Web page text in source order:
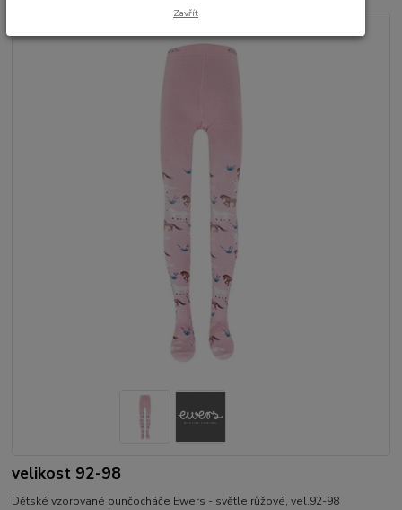
velikost 92-98
Dětské vzorované punčocháče Ewers - světle růžové, vel.92-98
Zavřít